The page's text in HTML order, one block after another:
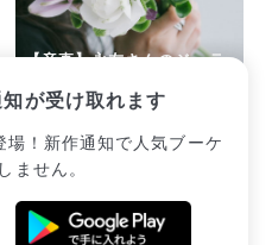
が受け取れます
！新作通知で人気ブーケ
ません。
【産直】永友さんのジェラ
¥3,080
ーケ一覧へ